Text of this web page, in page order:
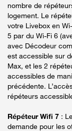
nombre de
logement. Le
votre Livebox en
5 par du Wi-Fi 6
avec Décodeur
est accessible sur
Max, et les 2
accessibles de
précédente.
répéteurs
Répéteur Wifi 7 :
demande pour les